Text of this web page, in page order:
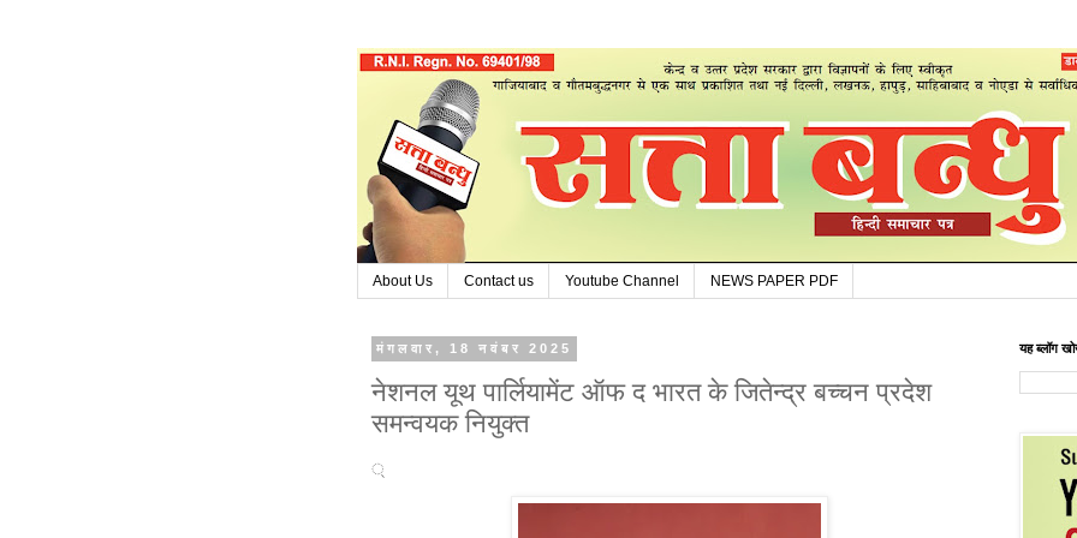
About Us Contact us Youtube Channel NEWS PAPER PDF
मंगलवार, 18 नवंबर 2025
नेशनल यूथ पार्लियामेंट ऑफ द भारत के जितेन्द्र बच्चन प्रदेश
समन्वयक नियुक्त
्
यह ब्लॉग